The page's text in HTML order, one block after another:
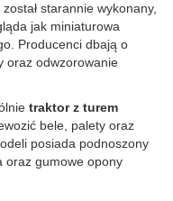
został starannie wykonany,
jak miniaturowa
Producenci dbają o
oraz odwzorowanie
traktor z turem
bele, palety oraz
posiada podnoszony
oraz gumowe opony